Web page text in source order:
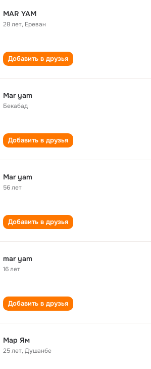
MAR YAM
28 лет, Ереван
Добавить в друзья
Mar yam
Бекабад
Добавить в друзья
Mar yam
56 лет
Добавить в друзья
mar yam
16 лет
Добавить в друзья
Мар Ям
25 лет,Душанбе